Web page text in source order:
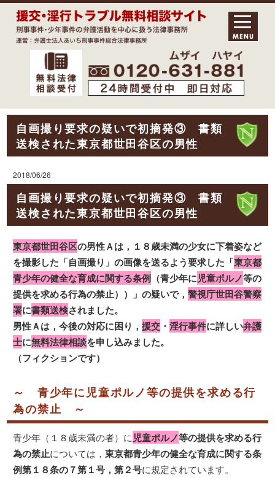
自画撮り要求の疑いで初摘発③ 書類
送検された東京都世田谷区の男性
2018/06/26
自画撮り要求の疑いで初摘発③ 書類
送検された東京都世田谷区の男性
東京都世田谷区の男性Ａは，１８歳未満の少女に下着姿など
を撮影した「自画撮り」の画像を送るよう要求した「東京都
青少年の健全な育成に関する条例 （青少年に児童ポルノ等の
提供を求める行為の禁止））」の疑いで，警視庁世田谷警察
署に書類送検されました。
男性Ａは，今後の対応に困り，援交 ・淫行事件に詳しい弁護
士に無料法律相談を申し込みました。
（フィクションです）
～ 青少年に児童ポルノ等の提供を求める行
為の禁止 ～
青少年（１８歳未満の者）に児童ポルノ等の提供を求める行
為の禁止については，東京都青少年の健全な育成に関する条
例第１８条の７第１号，第２号に規定されています。